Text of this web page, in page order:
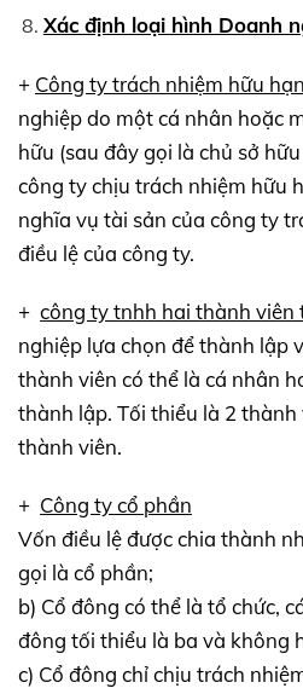
Xác định loại hình Doanh
+ Công ty trách nhiệm hữu
nghiệp do một cá nhân hoặc
hữu (sau đây gọi là chủ sở
công ty chịu trách nhiệm hữu
nghĩa vụ tài sản của công ty
điều lệ của công ty.
+ công ty tnhh hai thành viên
nghiệp lựa chọn để thành lập
thành viên có thể là cá nhân
thành lập. Tối thiểu là 2
thành viên.
+ Công ty cổ phần
Vốn điều lệ được chia thành
gọi là cổ phần;
b) Cổ đông có thể là tổ chức,
đông tối thiểu là ba và không
c) Cổ đông chỉ chịu trách